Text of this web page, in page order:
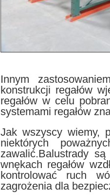
Innym
konstrukcji regałów
regałów w celu
systemami regałów
Jak wszyscy wiemy,
niektórych
zawalić.Balustrady
wnękach regałów
kontrolować ruch
zagrożenia dla